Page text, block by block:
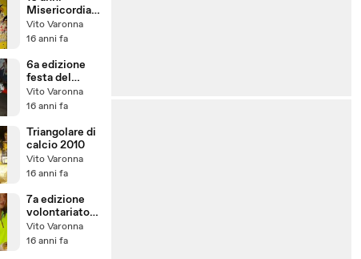
Misericordia
di Partanna
Vito Varonna
16 anni fa
6a edizione
festa del
volontariato
Vito Varonna
16 anni fa
Triangolare di
calcio 2010
Vito Varonna
16 anni fa
7a edizione
volontariato
in pizza
Vito Varonna
16 anni fa